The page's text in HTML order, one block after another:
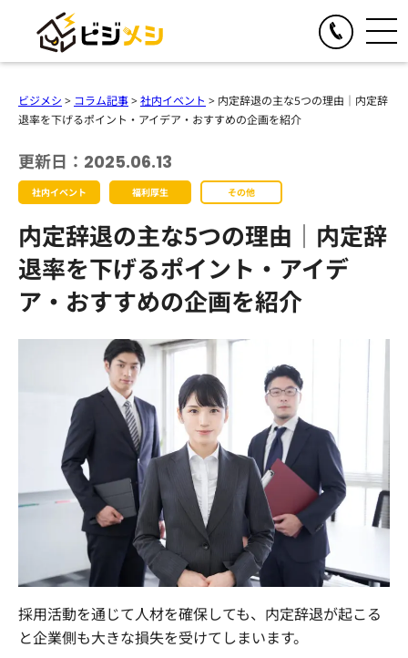
人気の提供サービス
オール社員感謝祭
懇親会・社内パーティープロデュース
クイズ&ビンゴ大会
ゴチバトル
キングオブラスベガス
チームビルディングクルーズ
オンラインイベント
TOGGLE
人気の提供サービス
オンライン格付けバトル
オンラインクイズ&ビンゴ大会
オンラインゴチバトル
オンライン社内イベントプロデュース
お食事の手配
人気の提供サービス
ビジメシケータリング
ビジメシオードブル
ビジメシランチボックス
人気の提供サービス
春のイベント企画
夏のイベント企画
秋のイベント企画
ファミリーイベント企画
周年イベント企画
社員交流イベント企画
企業パーティプロデュース
導入事例
よくある質問
会社概要
まずは内容を見たい
資料をダウンロードする
一度話を聞いてみたい
無料で相談する
閉じる
ビジメシ > コラム記事>社内イベント > 内定辞退の主な5つの理由│内定辞
退率を下げるポイント・アイデア・おすすめの企画を紹介
更新日：2025.06.13
社内イベント 福利厚生 その他
内定辞退の主な5つの理由│内定辞
退率を下げるポイント・アイデ
ア・おすすめの企画を紹介
採用活動を通じて人材を確保しても、内定辞退が起こる
と企業側も大きな損失を受けてしまいます。